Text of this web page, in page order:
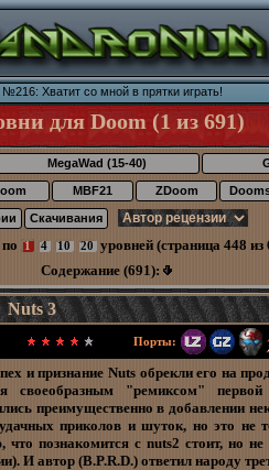
Хватит со мной в прятки играть!
для Doom (1 из 691)
MegaWad (15-40)
MBF21 ZDoom
Скачивания
1 4 10 20уровней (страница 448 из
Содержание (691):
Nuts 3
Порты:
и признание Nuts обрекли его на
своеобразным "ремиксом"
преимущественно в добавлении
приколов и шуток, но это не
что познакомится с nuts2 стоит, но
И автор (B.P.R.D.) ответил народу